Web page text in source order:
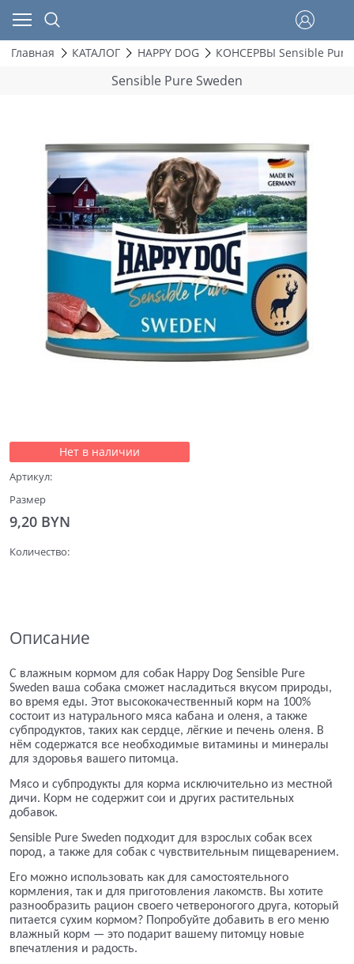
Главная КАТАЛОГ HAPPY DOG КОНСЕРВЫ Sensible Pure
Sensible Pure Sweden
Нет в наличии
Артикул:
Размер
9,20 BYN
Количество:
Описание
С влажным кормом для собак Happy Dog Sensible Pure
Sweden ваша собака сможет насладиться вкусом природы,
во время еды. Этот высококачественный корм на 100%
состоит из натурального мяса кабана и оленя, а также
субпродуктов, таких как сердце, лёгкие и печень оленя. В
нём содержатся все необходимые витамины и минералы
для здоровья вашего питомца.
Мясо и субпродукты для корма исключительно из местной
дичи. Корм не содержит сои и других растительных
добавок.
Sensible Pure Sweden подходит для взрослых собак всех
пород, а также для собак с чувствительным пищеварением.
Его можно использовать как для самостоятельного
кормления, так и для приготовления лакомств. Вы хотите
разнообразить рацион своего четвероногого друга, который
питается сухим кормом? Попробуйте добавить в его меню
влажный корм — это подарит вашему питомцу новые
впечатления и радость.